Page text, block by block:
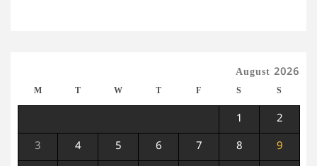
August 2026
M T W T F S S
1 2
3 4 5 6 7 8 9